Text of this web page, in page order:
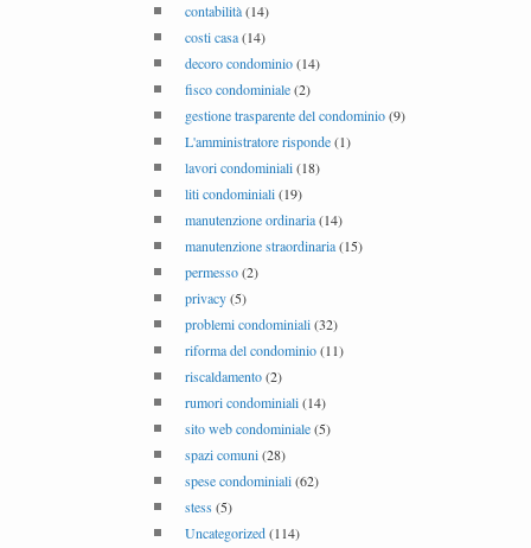
contabilità(14)
costi casa(14)
decoro condominio(14)
fisco condominiale(2)
gestione trasparente del condominio(9)
L'amministratore risponde(1)
lavori condominiali(18)
liti condominiali(19)
manutenzione ordinaria(14)
manutenzione straordinaria(15)
permesso(2)
privacy(5)
problemi condominiali(32)
riforma del condominio(11)
riscaldamento(2)
rumori condominiali(14)
sito web condominiale(5)
spazi comuni(28)
spese condominiali(62)
stess(5)
Uncategorized(114)